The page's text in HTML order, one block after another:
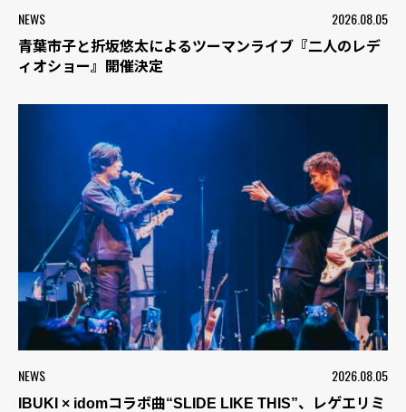
NEWS 2026.08.05
青葉市子と折坂悠太によるツーマンライブ『二人のレデ
ィオショー』開催決定
NEWS 2026.08.05
IBUKI × idomコラボ曲“SLIDE LIKE THIS”、レゲエリミ